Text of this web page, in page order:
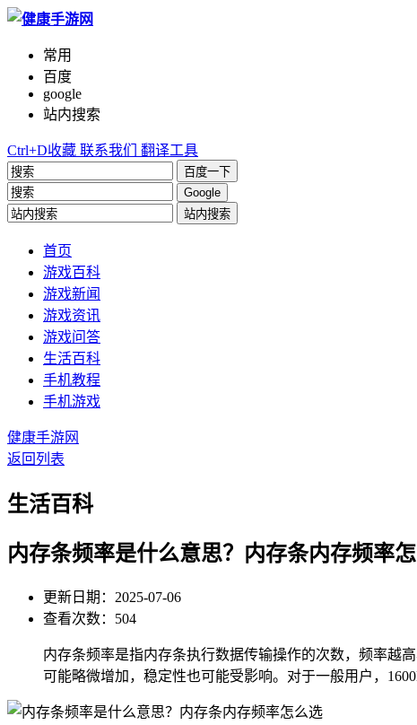
常用
百度
google
站内搜索
Ctrl+D收藏 联系我们 翻译工具
百度一下
Google
站内搜索
首页
游戏百科
游戏新闻
游戏资讯
游戏问答
生活百科
手机教程
手机游戏
健康手游网
返回列表
生活百科
内存条频率是什么意思？内存条内存频率
更新日期：2025-07-06
查看次数：504
内存条频率是指内存条执行数据传输操作的次数，频率越
可能略微增加，稳定性也可能受影响。对于一般用户，